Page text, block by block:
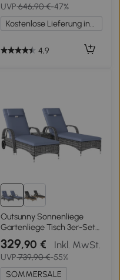
90 x 81 cm, Grau
UVP646,90 €-47%
Kostenlose Lieferung innerhalb Deutschlands
4,9
Outsunny Sonnenliege
Gartenliege Tisch 3er-Set
Gartenmöbel,
Polyrattan+Metall Grau
329,90 € Inkl. MwSt.
UVP739,90 €-55%
SOMMERSALE